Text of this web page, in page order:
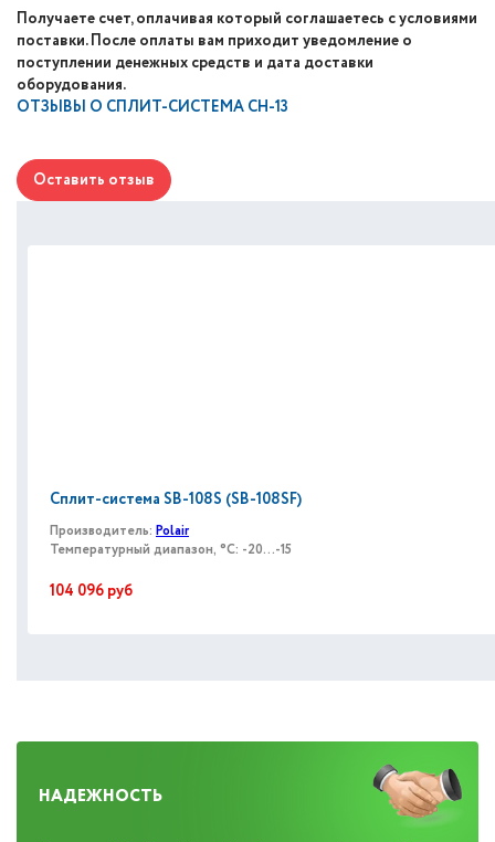
Получаете счет, оплачивая который соглашаетесь с условиями
поставки. После оплаты вам приходит уведомление о
поступлении денежных средств и дата доставки
оборудования.
ОТЗЫВЫ О СПЛИТ-СИСТЕМА СН-13
Оставить отзыв
Сплит-система SB-108S (SB-108SF)
Производитель: Polair
Температурный диапазон, °C: -20...-15
104 096 руб
НАДЕЖНОСТЬ